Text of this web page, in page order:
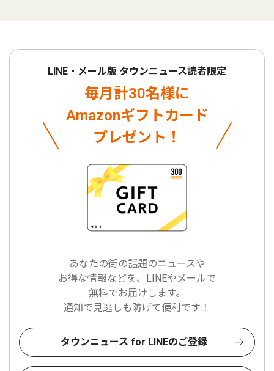
LINE・メール版 タウンニュース読者限定
毎月計30名様に
Amazonギフトカード
プレゼント！
あなたの街の話題のニュースや
お得な情報などを、LINEやメールで
無料でお届けします。
通知で見逃しも防げて便利です！
タウンニュース for LINEのご登録